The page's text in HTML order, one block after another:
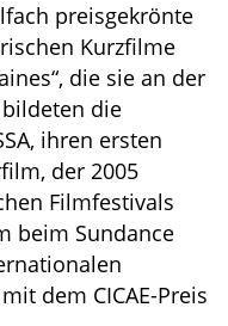
preisgekrönte
Kurzfilme
die sie an der
die
ihren ersten
der 2005
Filmfestivals
beim Sundance
dem CICAE-Preis